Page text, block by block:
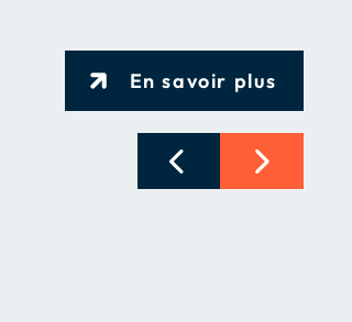
En savoir plus